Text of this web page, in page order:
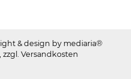
& design by mediaria®
zzgl. Versandkosten